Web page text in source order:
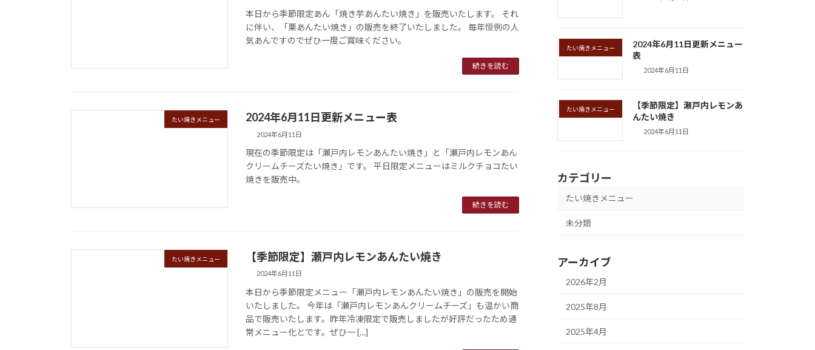
本日から季節限定あん「焼き芋あんたい焼き」を販売いたします。 それ
に伴い、「栗あんたい焼き」の販売を終了いたしました。 毎年恒例の人
気あんですのでぜひ一度ご賞味ください。
続きを読む
たい焼きメニュー 2024年6月11日更新メニュー表
2024年6月11日
現在の季節限定は「瀬戸内レモンあんたい焼き」と「瀬戸内レモンあん
クリームチーズたい焼き」です。 平日限定メニューはミルクチョコたい
焼きを販売中。
続きを読む
たい焼きメニュー 【季節限定】瀬戸内レモンあんたい焼き
2024年6月11日
本日から季節限定メニュー「瀬戸内レモンあんたい焼き」の販売を開始
いたしました。 今年は「瀬戸内レモンあんクリームチーズ」も温かい商
品で販売いたします。昨年冷凍限定で販売しましたが好評だったため通
常メニュー化とです。ぜひ一 […]
たい焼きメニュー
2024年6月11日更新メニュー
表
2024年6月11日
たい焼きメニュー
【季節限定】瀬戸内レモンあ
んたい焼き
2024年6月11日
カテゴリー
たい焼きメニュー
未分類
アーカイブ
2026年2月
2025年8月
2025年4月